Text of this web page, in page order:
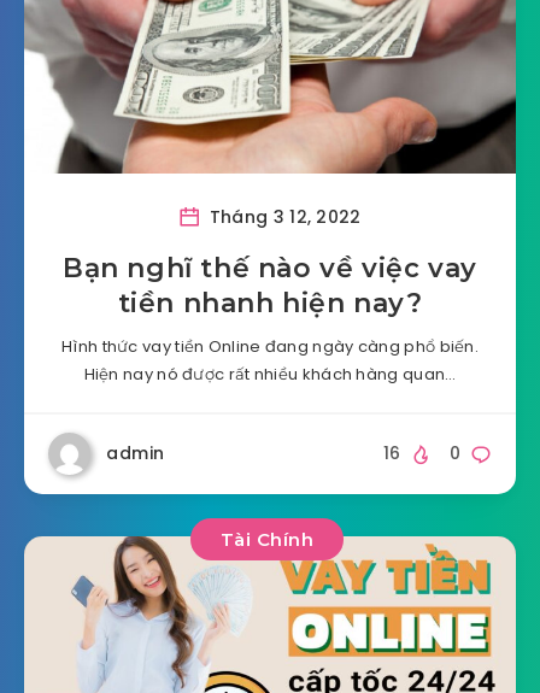
Tháng 3 12, 2022
Bạn nghĩ thế nào về việc vay
tiền nhanh hiện nay?
Hình thức vay tiền Online đang ngày càng phổ biến.
Hiện nay nó được rất nhiều khách hàng quan…
admin 0
16
Tài Chính